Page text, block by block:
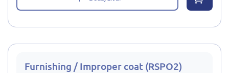
Furnishing / Improper coat (RSPO2)